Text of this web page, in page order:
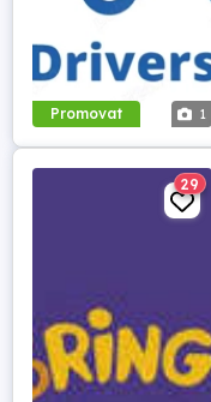
Promovat 1
29